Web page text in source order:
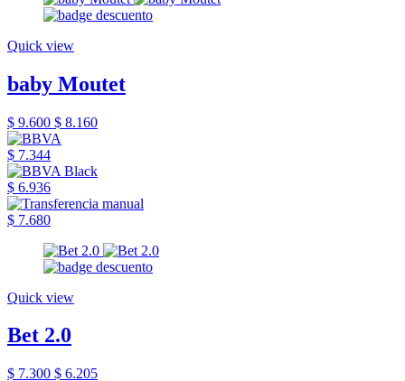
Quick view
baby Moutet
$ 9.600 $ 8.160
$ 7.344
$ 6.936
$ 7.680
Quick view
Bet 2.0
$ 7.300 $ 6.205